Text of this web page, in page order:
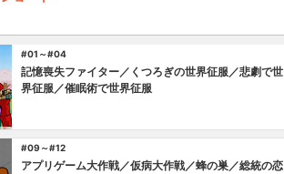
#01～#04
記憶喪失ファイター／くつろぎの世界征服／悲劇で世
界征服／催眠術で世界征服
#09～#12
アプリゲーム大作戦／仮病大作戦／蜂の巣／総統の恋